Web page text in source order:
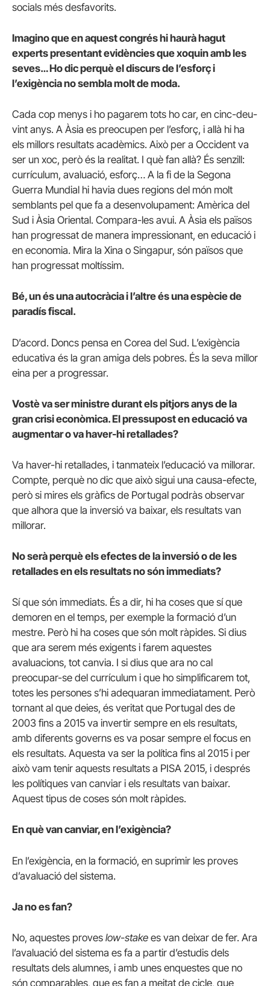
socials més desfavorits.
Imagino que en aquest congrés hi haurà hagut
experts presentant evidències que xoquin amb les
seves… Ho dic perquè el discurs de l’esforç i
l’exigència no sembla molt de moda.
Cada cop menys i ho pagarem tots ho car, en cinc-deu-
vint anys. A Àsia es preocupen per l’esforç, i allà hi ha
els millors resultats acadèmics. Això per a Occident va
ser un xoc, però és la realitat. I què fan allà? És senzill:
currículum, avaluació, esforç… A la fi de la Segona
Guerra Mundial hi havia dues regions del món molt
semblants pel que fa a desenvolupament: Amèrica del
Sud i Àsia Oriental. Compara-les avui. A Àsia els països
han progressat de manera impressionant, en educació i
en economia. Mira la Xina o Singapur, són països que
han progressat moltíssim.
Bé, un és una autocràcia i l’altre és una espècie de
paradís fiscal.
D’acord. Doncs pensa en Corea del Sud. L’exigència
educativa és la gran amiga dels pobres. És la seva millor
eina per a progressar.
Vostè va ser ministre durant els pitjors anys de la
gran crisi econòmica. El pressupost en educació va
augmentar o va haver-hi retallades?
Va haver-hi retallades, i tanmateix l’educació va millorar.
Compte, perquè no dic que això sigui una causa-efecte,
però si mires els gràfics de Portugal podràs observar
que alhora que la inversió va baixar, els resultats van
millorar.
No serà perquè els efectes de la inversió o de les
retallades en els resultats no són immediats?
Sí que són immediats. És a dir, hi ha coses que sí que
demoren en el temps, per exemple la formació d’un
mestre. Però hi ha coses que són molt ràpides. Si dius
que ara serem més exigents i farem aquestes
avaluacions, tot canvia. I si dius que ara no cal
preocupar-se del currículum i que ho simplificarem tot,
totes les persones s’hi adequaran immediatament. Però
tornant al que deies, és veritat que Portugal des de
2003 fins a 2015 va invertir sempre en els resultats,
amb diferents governs es va posar sempre el focus en
els resultats. Aquesta va ser la política fins al 2015 i per
això vam tenir aquests resultats a PISA 2015, i després
les polítiques van canviar i els resultats van baixar.
Aquest tipus de coses són molt ràpides.
En què van canviar, en l’exigència?
En l’exigència, en la formació, en suprimir les proves
d’avaluació del sistema.
Ja no es fan?
No, aquestes proves low-stake es van deixar de fer. Ara
l’avaluació del sistema es fa a partir d’estudis dels
resultats dels alumnes, i amb unes enquestes que no
són comparables, que es fan a meitat de cicle, que